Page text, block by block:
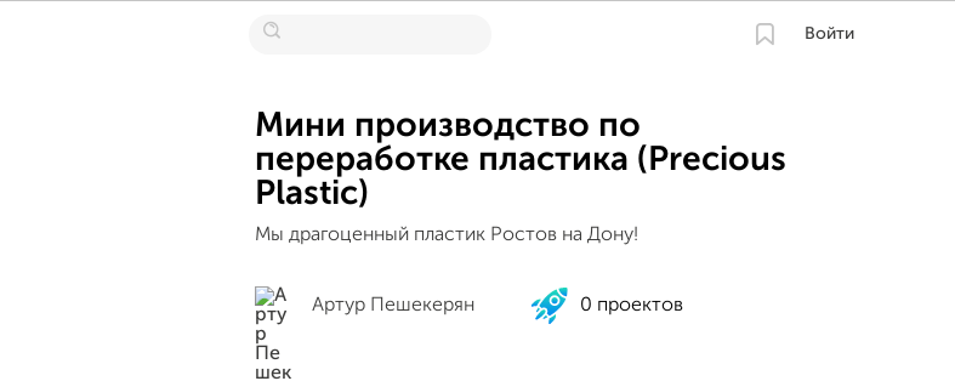
Войти
Мини производство по
переработке пластика (Precious
Plastic)
Мы драгоценный пластик Ростов на Дону!
Артур Пешекерян 0 проектов